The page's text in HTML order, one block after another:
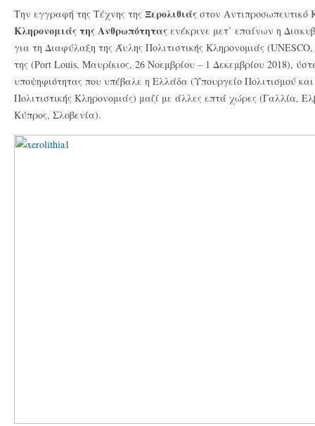
Την εγγραφή της Τέχνης της Ξερολιθιάς στον Αντιπροσωπευτικό
Κληρονομιάς της Ανθρωπότητας ενέκρινε μετ’ επαίνων η
για τη Διαφύλαξη της Άυλης Πολιτιστικής Κληρονομιάς
της (Port Louis, Μαυρίκιος, 26 Νοεμβρίου – 1 Δεκεμβρίου 2018),
υποψηφιότητας που υπέβαλε η Ελλάδα (Υπουργείο Πολιτισμού
Πολιτιστικής Κληρονομιάς) μαζί με άλλες επτά χώρες (Γαλλία,
Κύπρος, Σλοβενία).